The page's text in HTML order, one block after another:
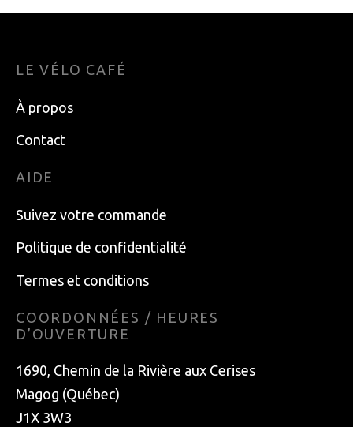
LE VÉLO CAFÉ
À propos
Contact
AIDE
Suivez votre commande
Politique de confidentialité
Termes et conditions
COORDONNÉES / HEURES
D’OUVERTURE
1690, Chemin de la Rivière aux Cerises
Magog (Québec)
J1X 3W3